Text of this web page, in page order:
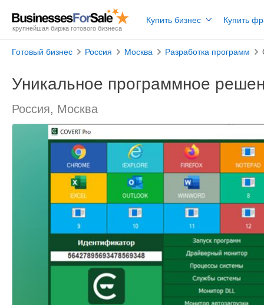
крупнейшая биржа готового бизнеса
Купить бизнес Купить
Готовый бизнес Россия Москва Разработка программ
Уникальное программное
Россия, Москва